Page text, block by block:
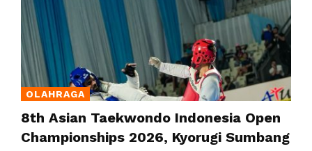
OLAHRAGA
8th Asian Taekwondo Indonesia Open
Championships 2026, Kyorugi Sumbang